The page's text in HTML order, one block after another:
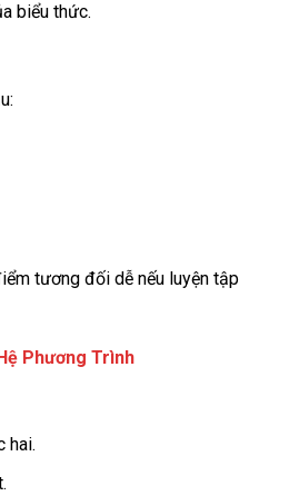
biểu thức.
tương đối dễ nếu luyện tập
Phương Trình
hai.